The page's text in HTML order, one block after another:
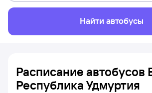
Найти автобусы
Расписание автобусов
Республика Удмуртия